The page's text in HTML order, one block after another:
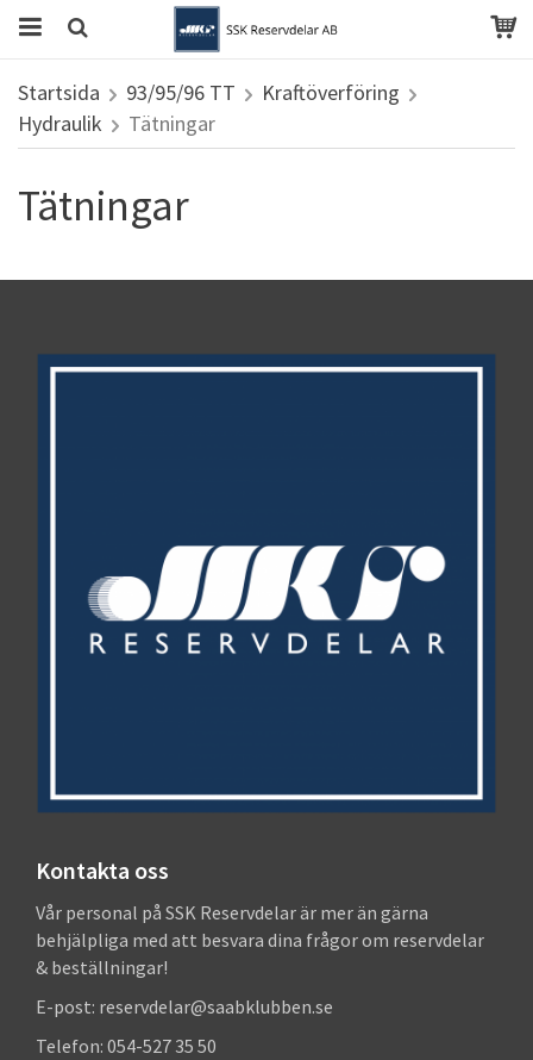
Startsida 93/95/96 TT
Kraftöverföring
Hydraulik
Tätningar
Tätningar
Kontakta oss
Vår personal på SSK Reservdelar är mer än gärna
behjälpliga med att besvara dina frågor om reservdelar
& beställningar!
E-post: reservdelar@saabklubben.se
Telefon: 054-527 35 50